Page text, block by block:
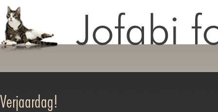
Verjaardag!